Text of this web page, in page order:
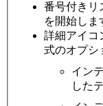
番号付きリ
を開始しま
詳細アイコ
式のオプシ
イン
した